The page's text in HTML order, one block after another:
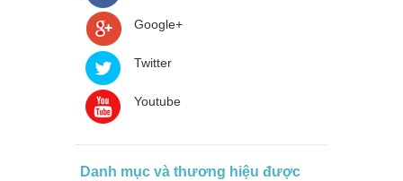
Google+
Twitter
Youtube
Danh mục và thương hiệu được